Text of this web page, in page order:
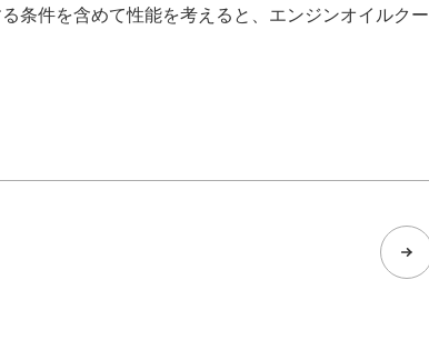
条件を含めて性能を考えると、エンジンオイルクー